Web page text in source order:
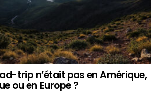
trip n’était pas en Amérique,
ou en Europe ?